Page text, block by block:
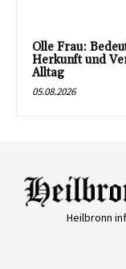
Olle Frau:
Herkunft und
Alltag
05.08.2026
Heilbronn